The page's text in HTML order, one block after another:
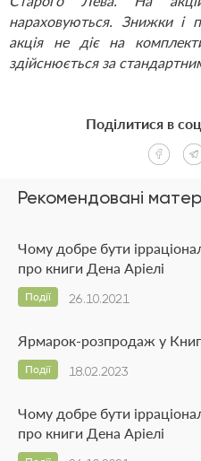
нараховуються. Знижки і
акція не діє на
здійснюється за
Рекомендовані
Чому добре бути
про книги Дена Аріелі
26.10.2021
Події
Ярмарок-розпродаж у
18.02.2023
Події
Чому добре бути
про книги Дена Аріелі
Поділитися в